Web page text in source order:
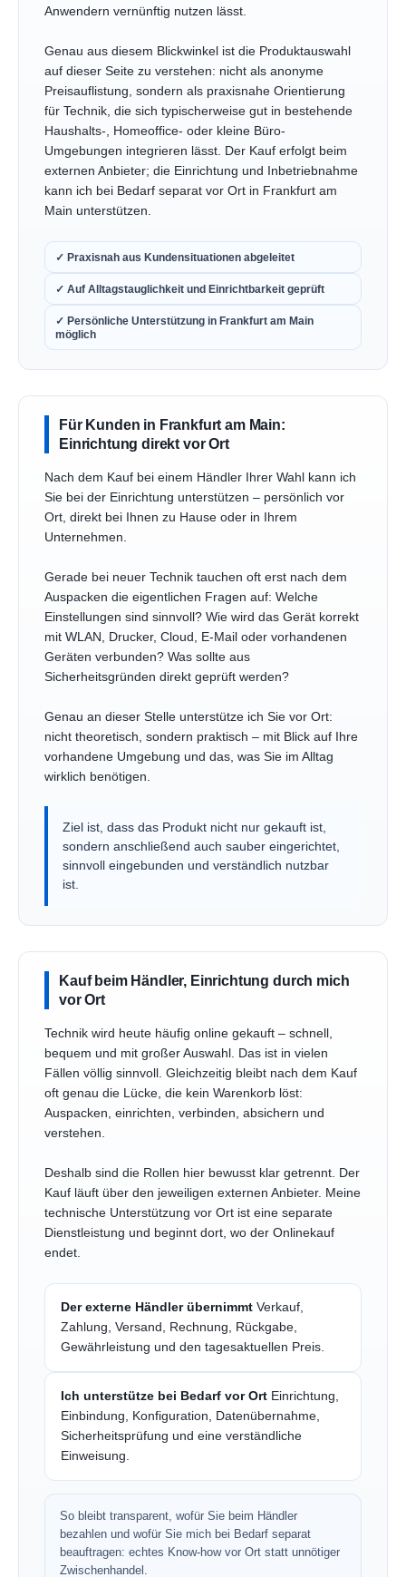
Anwendern vernünftig nutzen lässt.
Genau aus diesem Blickwinkel ist die Produktauswahl
auf dieser Seite zu verstehen: nicht als anonyme
Preisauflistung, sondern als praxisnahe Orientierung
für Technik, die sich typischerweise gut in bestehende
Haushalts-, Homeoffice- oder kleine Büro-
Umgebungen integrieren lässt. Der Kauf erfolgt beim
externen Anbieter; die Einrichtung und Inbetriebnahme
kann ich bei Bedarf separat vor Ort in Frankfurt am
Main unterstützen.
✓ Praxisnah aus Kundensituationen abgeleitet
✓ Auf Alltagstauglichkeit und Einrichtbarkeit geprüft
✓ Persönliche Unterstützung in Frankfurt am Main
möglich
Für Kunden in Frankfurt am Main:
Einrichtung direkt vor Ort
Nach dem Kauf bei einem Händler Ihrer Wahl kann ich
Sie bei der Einrichtung unterstützen – persönlich vor
Ort, direkt bei Ihnen zu Hause oder in Ihrem
Unternehmen.
Gerade bei neuer Technik tauchen oft erst nach dem
Auspacken die eigentlichen Fragen auf: Welche
Einstellungen sind sinnvoll? Wie wird das Gerät korrekt
mit WLAN, Drucker, Cloud, E-Mail oder vorhandenen
Geräten verbunden? Was sollte aus
Sicherheitsgründen direkt geprüft werden?
Genau an dieser Stelle unterstütze ich Sie vor Ort:
nicht theoretisch, sondern praktisch – mit Blick auf Ihre
vorhandene Umgebung und das, was Sie im Alltag
wirklich benötigen.
Ziel ist, dass das Produkt nicht nur gekauft ist,
sondern anschließend auch sauber eingerichtet,
sinnvoll eingebunden und verständlich nutzbar
ist.
Kauf beim Händler, Einrichtung durch mich
vor Ort
Technik wird heute häufig online gekauft – schnell,
bequem und mit großer Auswahl. Das ist in vielen
Fällen völlig sinnvoll. Gleichzeitig bleibt nach dem Kauf
oft genau die Lücke, die kein Warenkorb löst:
Auspacken, einrichten, verbinden, absichern und
verstehen.
Deshalb sind die Rollen hier bewusst klar getrennt. Der
Kauf läuft über den jeweiligen externen Anbieter. Meine
technische Unterstützung vor Ort ist eine separate
Dienstleistung und beginnt dort, wo der Onlinekauf
endet.
Der externe Händler übernimmt Verkauf,
Zahlung, Versand, Rechnung, Rückgabe,
Gewährleistung und den tagesaktuellen Preis.
Ich unterstütze bei Bedarf vor Ort Einrichtung,
Einbindung, Konfiguration, Datenübernahme,
Sicherheitsprüfung und eine verständliche
Einweisung.
So bleibt transparent, wofür Sie beim Händler
bezahlen und wofür Sie mich bei Bedarf separat
beauftragen: echtes Know-how vor Ort statt unnötiger
Zwischenhandel.